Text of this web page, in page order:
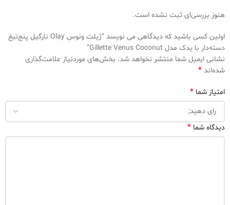
هنوز بررسی‌ای ثبت نشده است.
اولین کسی باشید که دیدگاهی می نویسد “ژیلت ونوس Olay نارگیل پنج‌تیغ
دسته‌دار با یدک مدل Gillette Venus Coconut”
نشانی ایمیل شما منتشر نخواهد شد. بخش‌های موردنیاز علامت‌گذاری
شده‌اند *
امتیاز شما *
دیدگاه شما *